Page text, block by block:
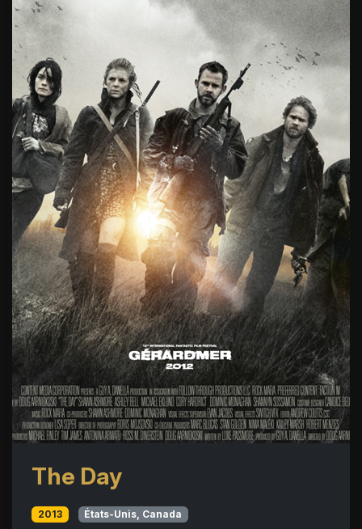
The Day
2013 États-Unis, Canada